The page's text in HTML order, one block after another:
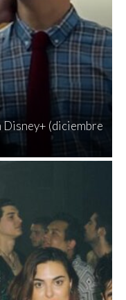
Disney+ (diciembre